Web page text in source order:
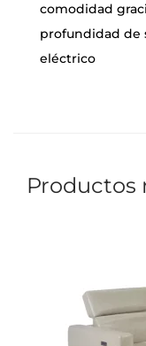
comodidad
profundidad de
eléctrico
Productos